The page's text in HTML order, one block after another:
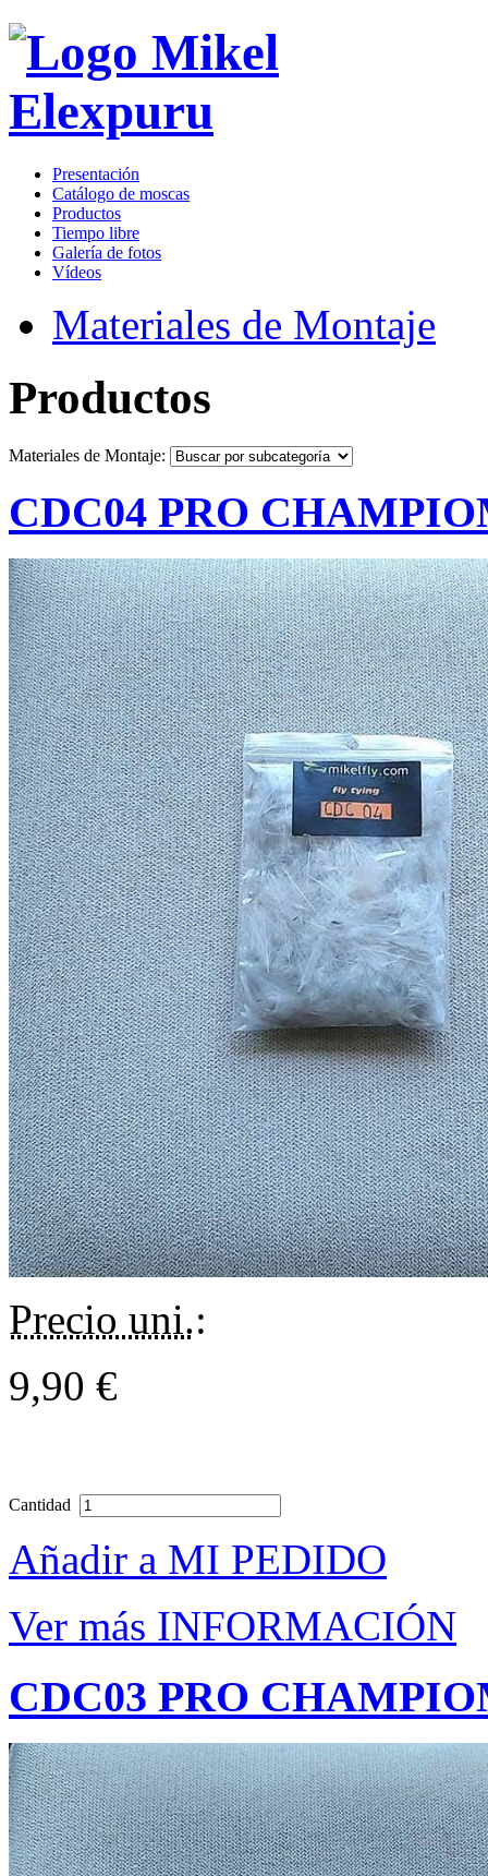
Presentación
Catálogo de moscas
Productos
Tiempo libre
Galería de fotos
Vídeos
Materiales de Montaje
Productos
Materiales de Montaje:
CDC04 PRO
Precio uni.:
9,90 €
Cantidad
Añadir a MI PEDIDO
Ver más INFORMACIÓN
CDC03 PRO